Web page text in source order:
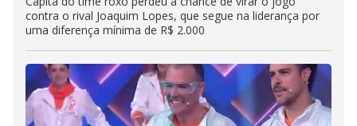
contra o rival Joaquim Lopes, que segue na liderança por
uma diferença mínima de R$ 2.000